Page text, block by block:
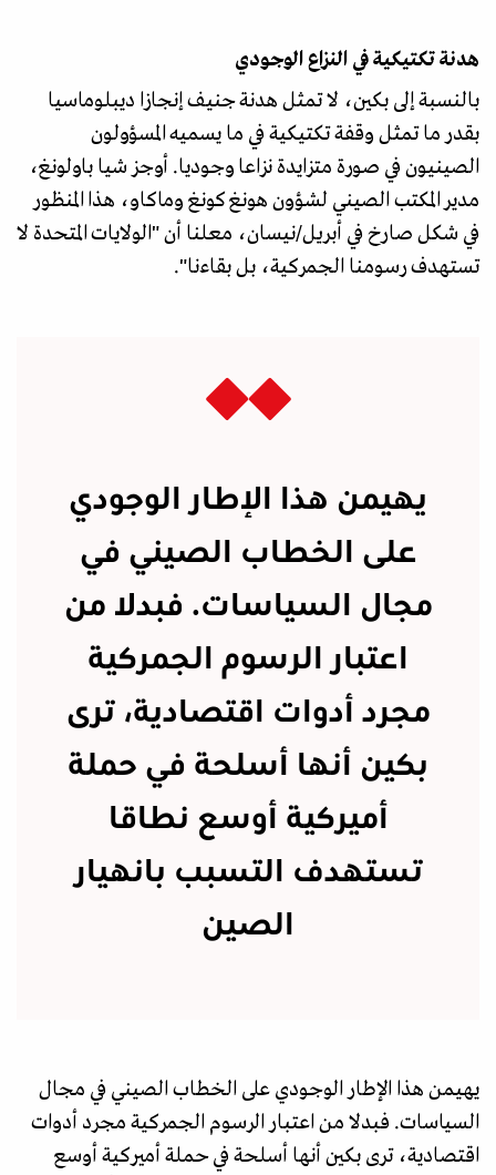
هدنة تكتيكية في النزاع الوجودي
بالنسبة إلى بكين، لا تمثل هدنة جنيف إنجازا ديبلوماسيا
بقدر ما تمثل وقفة تكتيكية في ما يسميه المسؤولون
الصينيون في صورة متزايدة نزاعا وجوديا. أوجز شيا باولونغ،
مدير المكتب الصيني لشؤون هونغ كونغ وماكاو، هذا المنظور
في شكل صارخ في أبريل/نيسان، معلنا أن "الولايات المتحدة لا
تستهدف رسومنا الجمركية، بل بقاءنا".
يهيمن هذا الإطار الوجودي
على الخطاب الصيني في
مجال السياسات. فبدلا من
اعتبار الرسوم الجمركية
مجرد أدوات اقتصادية، ترى
بكين أنها أسلحة في حملة
أميركية أوسع نطاقا
تستهدف التسبب بانهيار
الصين
يهيمن هذا الإطار الوجودي على الخطاب الصيني في مجال
السياسات. فبدلا من اعتبار الرسوم الجمركية مجرد أدوات
اقتصادية، ترى بكين أنها أسلحة في حملة أميركية أوسع